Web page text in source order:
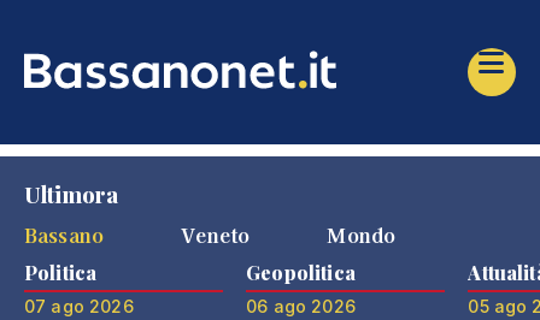
Ultimora
Bassano
Veneto Mondo
Politica
07 ago 2026
Geopolitica
06 ago 2026 05 ago